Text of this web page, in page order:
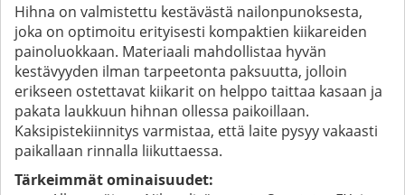
Hihna on valmistettu kestävästä nailonpunoksesta,
joka on optimoitu erityisesti kompaktien kiikareiden
painoluokkaan. Materiaali mahdollistaa hyvän
kestävyyden ilman tarpeetonta paksuutta, jolloin
erikseen ostettavat kiikarit on helppo taittaa kasaan ja
pakata laukkuun hihnan ollessa paikoillaan.
Kaksipistekiinnitys varmistaa, että laite pysyy vakaasti
paikallaan rinnalla liikuttaessa.
Tärkeimmät ominaisuudet: